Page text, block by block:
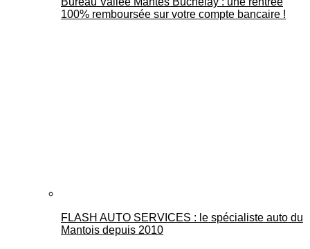
100% remboursée sur votre compte bancaire !
FLASH AUTO SERVICES : le spécialiste auto du
Mantois depuis 2010